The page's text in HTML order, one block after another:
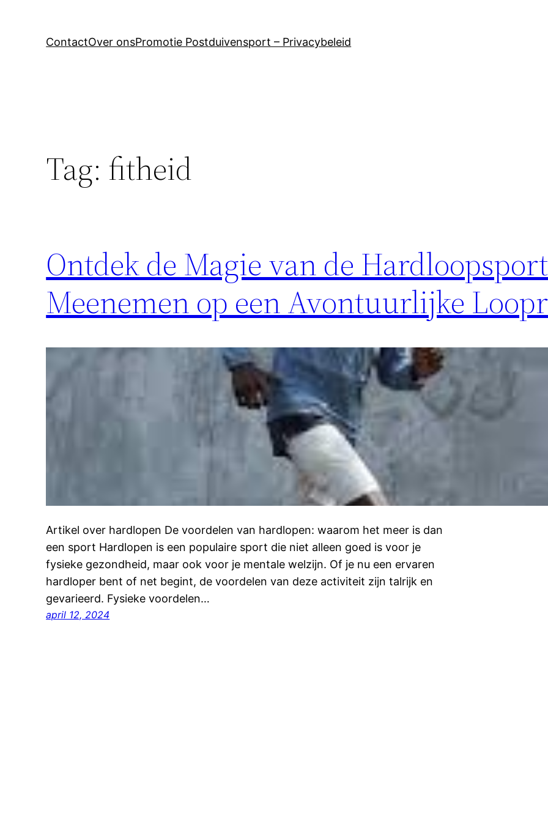
ContactOver onsPromotie Postduivensport – Privacybeleid
Tag: fitheid
Ontdek de Magie van de
Meenemen op een Avontuurlijke
Artikel over hardlopen De voordelen van hardlopen: waarom het meer is dan
een sport Hardlopen is een populaire sport die niet alleen goed is voor je
fysieke gezondheid, maar ook voor je mentale welzijn. Of je nu een ervaren
hardloper bent of net begint, de voordelen van deze activiteit zijn talrijk en
gevarieerd. Fysieke voordelen…
april 12, 2024